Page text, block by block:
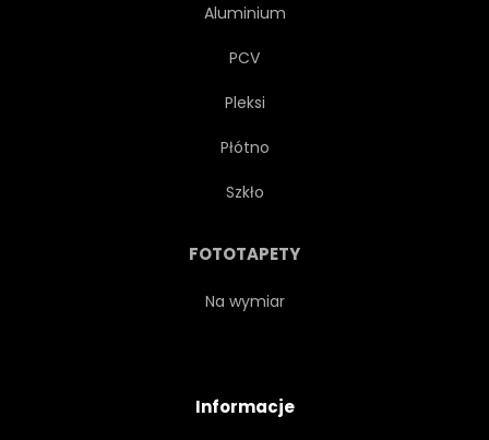
Aluminium
PCV
Pleksi
Płótno
Szkło
FOTOTAPETY
Na wymiar
Informacje